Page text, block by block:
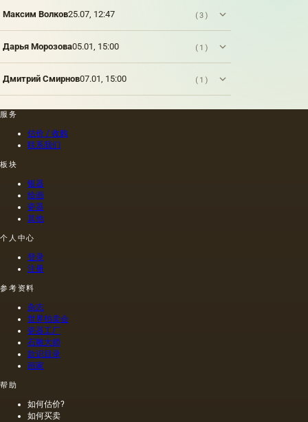
出现的
雕上看
到大自
象。
Максим Волков25.07, 12:47 (3)
Дарья Морозова05.01, 15:00 (1)
Дмитрий Смирнов07.01, 15:00 (1)
服务
估价 / 收购
联系我们
板块
银器
绘画
瓷器
其他
个人中心
登录
注册
参考资料
杂志
世界拍卖会
瓷器工厂
石雕大师
款识目录
画家
帮助
如何估价?
如何买卖